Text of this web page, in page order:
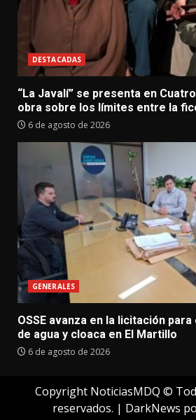
DESTACADAS
“La Javalí” se presenta en
obra sobre los límites entre la
6 de agosto de 2026
GENERALES
OSSE avanza en la licitación
de agua y cloaca en El Martillo
6 de agosto de 2026
Copyright NoticiasMDQ ©
reservados. | DarkNews